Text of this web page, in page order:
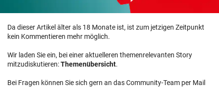
Da dieser Artikel älter als 18 Monate ist, ist zum jetzigen Zeitpunkt
kein Kommentieren mehr möglich.
Wir laden Sie ein, bei einer aktuelleren themenrelevanten Story
mitzudiskutieren:Themenübersicht.
Bei Fragen können Sie sich gern an das Community-Team per Mail